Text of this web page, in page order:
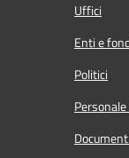
Uffici
Enti e
Politici